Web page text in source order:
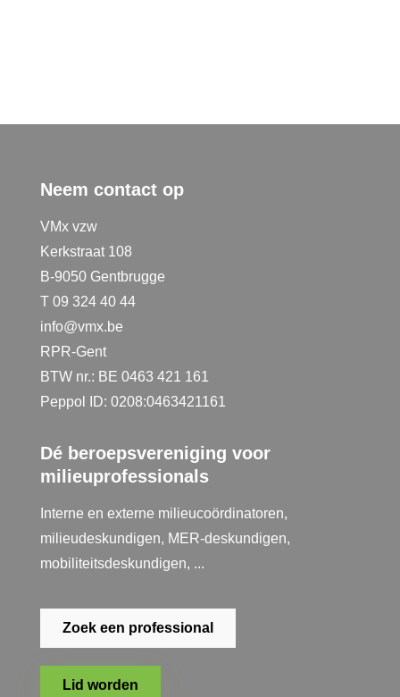
Neem contact op
VMx vzw
Kerkstraat 108
B-9050 Gentbrugge
T 09 324 40 44
info@vmx.be
RPR-Gent
BTW nr.: BE 0463 421 161
Peppol ID: 0208:0463421161
Dé beroepsvereniging voor
milieuprofessionals
Interne en externe milieucoördinatoren,
milieudeskundigen, MER-deskundigen,
mobiliteitsdeskundigen, ...
Zoek een professional
Lid worden